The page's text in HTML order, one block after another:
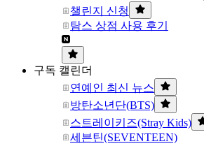
챌린지 신청
탐스 상점 사용 후기
구독 캘린더
연예인 최신 뉴스
방탄소년단(BTS)
스트레이키즈(Stray Kids)
세븐틴(SEVENTEEN)